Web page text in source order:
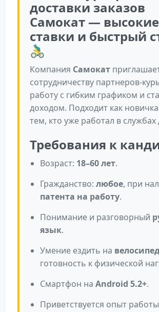
доставки заказов
Самокат — высокие
ставки и быстрый
🚴‍♂️
Компания Самокат
сотрудничеству партнеров-
работу с гибким графиком и
доходом. Подходит как
тем, кто уже работал в службах
Требования к
Возраст: 18–60 лет.
Гражданство: любое, при
патента на работу.
Понимание и разговорный
язык.
Умение ездить на
готовность к физической
Смартфон на Android 5.2+.
Приветствуется опыт